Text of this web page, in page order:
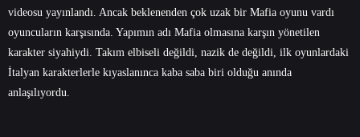
videosu yayınlandı. Ancak beklenenden çok uzak bir Mafia oyunu vardı
oyuncuların karşısında. Yapımın adı Mafia olmasına karşın yönetilen
karakter siyahiydi. Takım elbiseli değildi, nazik de değildi, ilk oyunlardaki
İtalyan karakterlerle kıyaslanınca kaba saba biri olduğu anında
anlaşılıyordu.